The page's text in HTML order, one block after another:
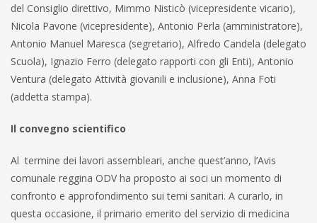
del Consiglio direttivo, Mimmo Nisticò (vicepresidente vicario),
Nicola Pavone (vicepresidente), Antonio Perla (amministratore),
Antonio Manuel Maresca (segretario), Alfredo Candela (delegato
Scuola), Ignazio Ferro (delegato rapporti con gli Enti), Antonio
Ventura (delegato Attività giovanili e inclusione), Anna Foti
(addetta stampa).
Il convegno scientifico
Al termine dei lavori assembleari, anche quest’anno, l’Avis
comunale reggina ODV ha proposto ai soci un momento di
confronto e approfondimento sui temi sanitari. A curarlo, in
questa occasione, il primario emerito del servizio di medicina